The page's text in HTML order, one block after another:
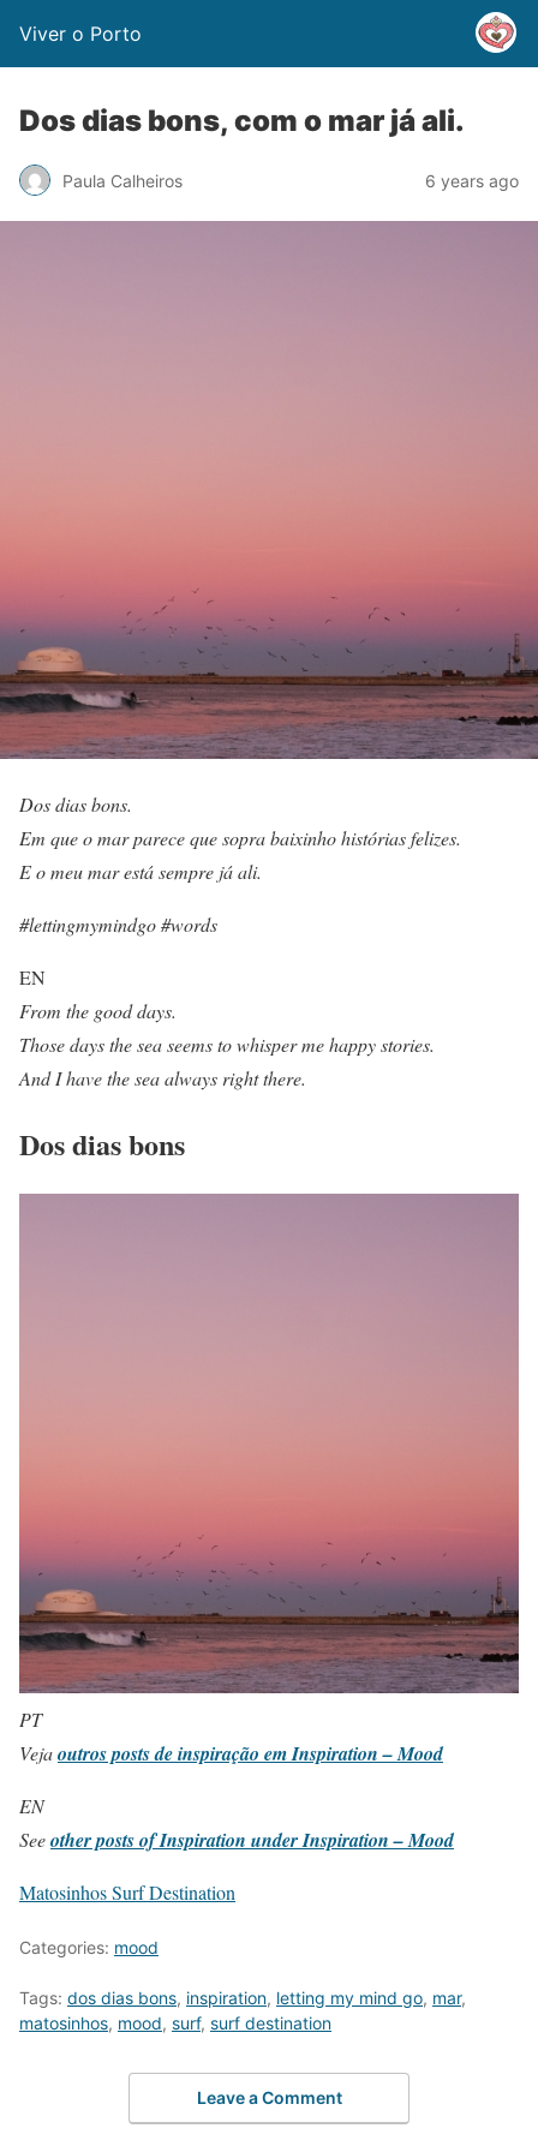
Viver o Porto
Dos dias bons, com o mar já ali.
Paula Calheiros 6 years ago
Dos dias bons.
Em que o mar parece que sopra baixinho histórias felizes.
E o meu mar está sempre já ali.
#lettingmymindgo#words
EN
From the good days.
Those days the sea seems to whisper me happy stories.
And I have the sea always right there.
Dos dias bons
PT
Vejaoutros posts de inspiração em Inspiration – Mood
EN
Seeother posts of Inspiration under Inspiration – Mood
Matosinhos Surf Destination
Categories: mood
Tags: dos dias bons, inspiration, letting my mind go, mar,
matosinhos, mood, surf, surf destination
Leave a Comment